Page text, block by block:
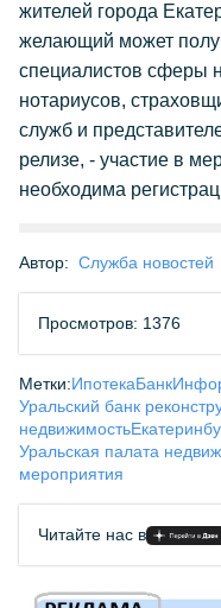
жителей города
желающий может
специалистов сферы
нотариусов,
служб и
релизе, - участие в
необходима
Автор: Служба новостей
Просмотров: 1376
Метки:Ипотека
Уральский банк
недвижимость
Уральская палата
мероприятия
Читайте нас в